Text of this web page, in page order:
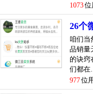
去当地的批发市场或者
场地进货。如果能在当
top4
内衣微商一手
微信朋友圈，一个做
1073位
26个
咱们当
品销量
的诀窍
们都在
977位